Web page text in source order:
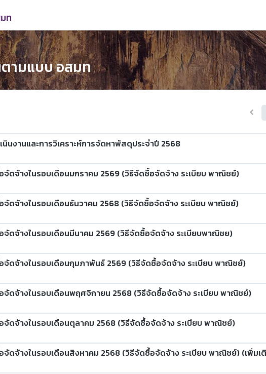
ามแบบ อสมท
นงานและการวิเคราะห์การจัดหาพัสดุประจำปี 2568
จัดจ้างในรอบเดือนมกราคม 2569 (วิธีจัดซื้อจัดจ้าง ระเบียบ พาณิชย์)
จัดจ้างในรอบเดือนธันวาคม 2568 (วิธีจัดซื้อจัดจ้าง ระเบียบ พาณิชย์)
จัดจ้างในรอบเดือนมีนาคม 2569 (วิธีจัดซื้อจัดจ้าง ระเบียบพาณิชย)
จัดจ้างในรอบเดือนกุมภาพันธ์ 2569 (วิธีจัดซื้อจัดจ้าง ระเบียบ พาณิชย์)
จัดจ้างในรอบเดือนพฤศจิกายน 2568 (วิธีจัดซื้อจัดจ้าง ระเบียบ พาณิชย์)
จัดจ้างในรอบเดือนตุลาคม 2568 (วิธีจัดซื้อจัดจ้าง ระเบียบ พาณิชย์)
จัดจ้างในรอบเดือนสิงหาคม 2568 (วิธีจัดซื้อจัดจ้าง ระเบียบ พาณิชย์) (เพิ่มเ